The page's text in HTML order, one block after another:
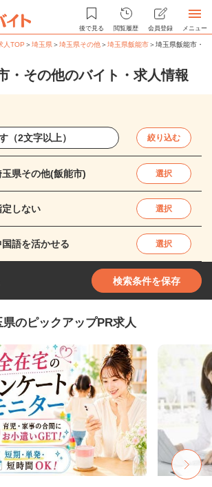
後で見る 閲覧履歴 会員登録 メニュー
人TOP ＞埼玉県＞埼玉県その他＞埼玉県飯能市＞埼玉県飯能市・
・その他のバイト・求人情報
絞り込む
玉県その他(飯能市) 選択
定しない 選択
国語を活かせる 選択
検索条件を保存
県のピックアップPR求人